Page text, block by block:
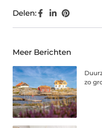
Delen:
Meer Berichten
zo